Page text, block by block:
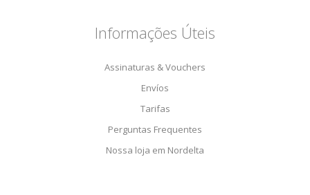
Informações Úteis
Assinaturas & Vouchers
Envíos
Tarifas
Perguntas Frequentes
Nossa loja em Nordelta